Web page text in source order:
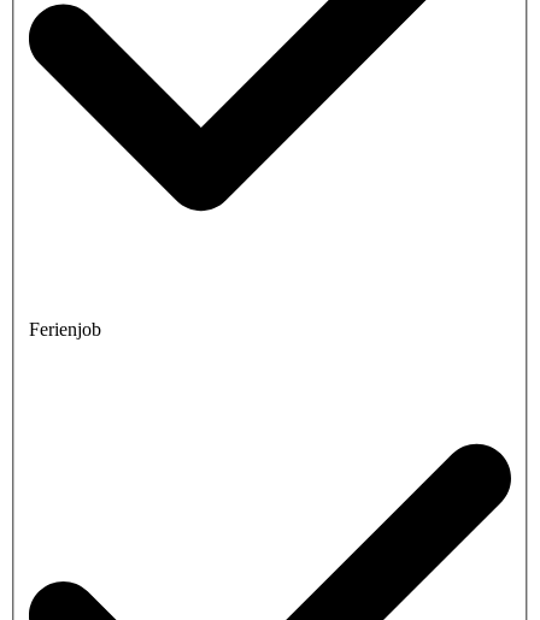
Ferienjob